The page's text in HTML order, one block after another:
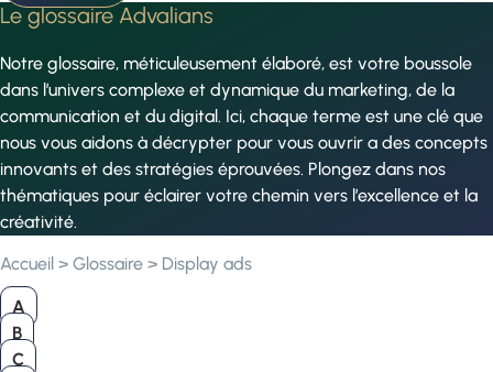
Le glossaire Advalians
Notre glossaire, méticuleusement élaboré, est votre boussole
dans l’univers complexe et dynamique du marketing, de la
communication et du digital. Ici, chaque terme est une clé que
nous vous aidons à décrypter pour vous ouvrir a des concepts
innovants et des stratégies éprouvées. Plongez dans nos
thématiques pour éclairer votre chemin vers l’excellence et la
créativité.
Accueil > Glossaire > Display ads
A
B
C